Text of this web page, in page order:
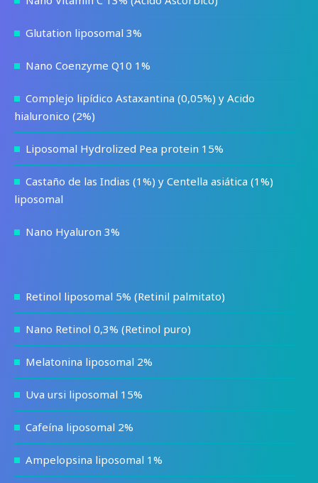
Glutation liposomal 3%
Nano Coenzyme Q10 1%
Complejo lipídico Astaxantina (0,05%) y Acido
hialuronico (2%)
Liposomal Hydrolized Pea protein 15%
Castaño de las Indias (1%) y Centella asiática (1%)
liposomal
Nano Hyaluron 3%
Retinol liposomal 5% (Retinil palmitato)
Nano Retinol 0,3% (Retinol puro)
Melatonina liposomal 2%
Uva ursi liposomal 15%
Cafeína liposomal 2%
Ampelopsina liposomal 1%